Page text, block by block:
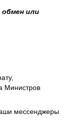
или
Министров
мессенджеры